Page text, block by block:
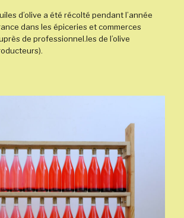
d’olive a été récolté pendant l’année
dans les épiceries et commerces
de professionnel.les de l’olive